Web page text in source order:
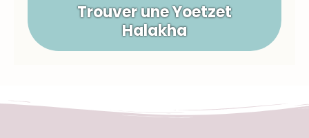
Trouver une Yoetzet
Halakha